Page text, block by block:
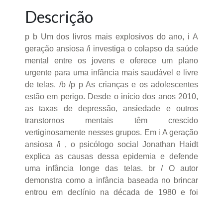
Descrição
p b Um dos livros mais explosivos do ano, i A
geração ansiosa /i investiga o colapso da saúde
mental entre os jovens e oferece um plano
urgente para uma infância mais saudável e livre
de telas. /b /p p As crianças e os adolescentes
estão em perigo. Desde o início dos anos 2010,
as taxas de depressão, ansiedade e outros
transtornos mentais têm crescido
vertiginosamente nesses grupos. Em i A geração
ansiosa /i , o psicólogo social Jonathan Haidt
explica as causas dessa epidemia e defende
uma infância longe das telas. br / O autor
demonstra como a infância baseada no brincar
entrou em declínio na década de 1980 e foi